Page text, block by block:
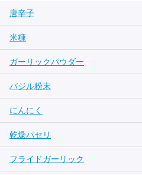
唐辛子
米糠
ガーリックパウダー
バジル粉末
にんにく
乾燥パセリ
フライドガーリック